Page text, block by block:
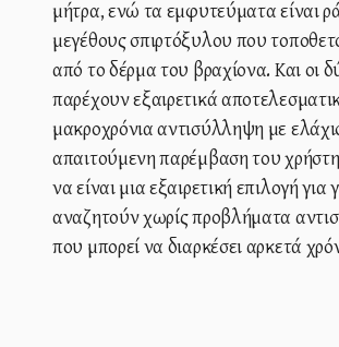
μήτρα, ενώ τα εμφυτεύματα είναι
μεγέθους σπιρτόξυλου που
από το δέρμα του βραχίονα. Και οι
παρέχουν εξαιρετικά
μακροχρόνια αντισύλληψη με
απαιτούμενη παρέμβαση του
να είναι μια εξαιρετική επιλογή
αναζητούν χωρίς προβλήματα
που μπορεί να διαρκέσει αρκετά